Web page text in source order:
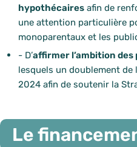
hypothécaires afin de
une attention particulière
monoparentaux et les
- D’affirmer l’ambition
lesquels un doublement
2024 afin de soutenir la
Le